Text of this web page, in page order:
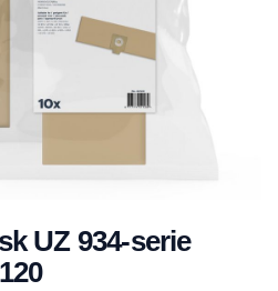
UZ 934-serie